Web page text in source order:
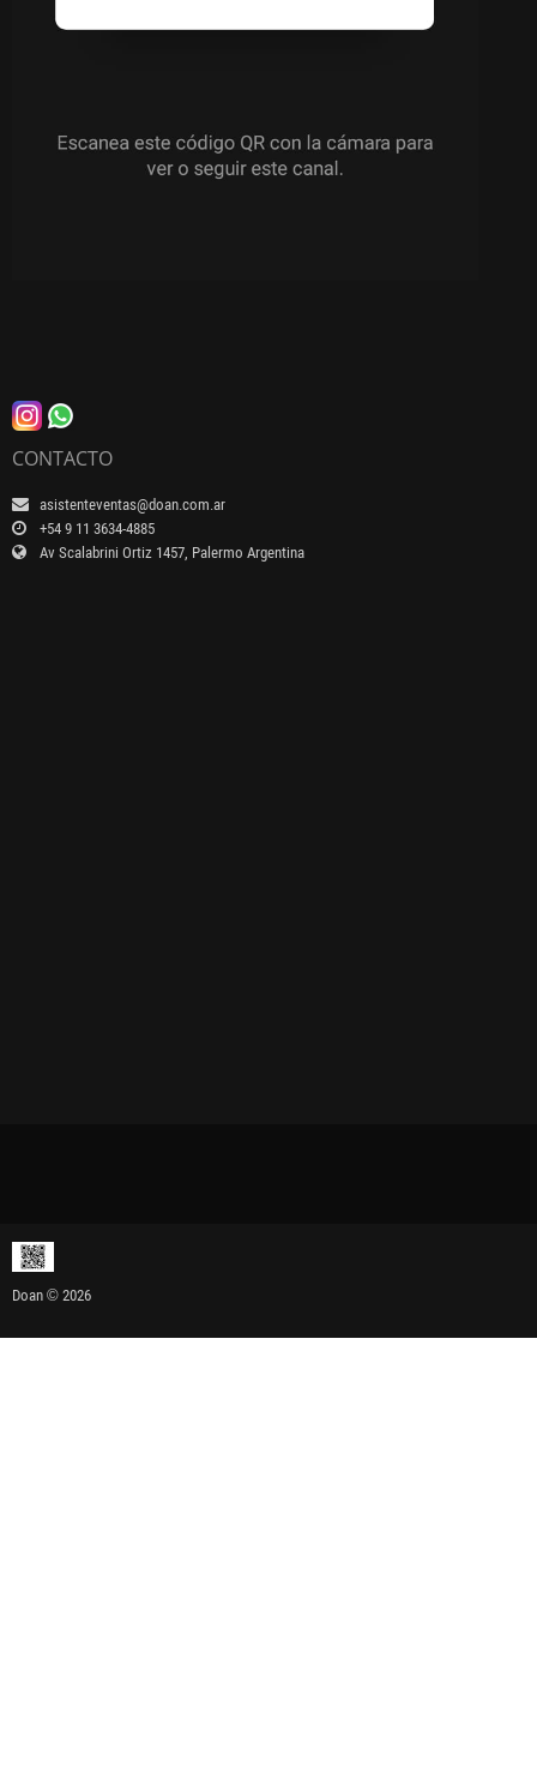
CONTACTO
asistenteventas@doan.com.ar
+54 9 11 3634-4885
Av Scalabrini Ortiz 1457, Palermo Argentina
Doan © 2026